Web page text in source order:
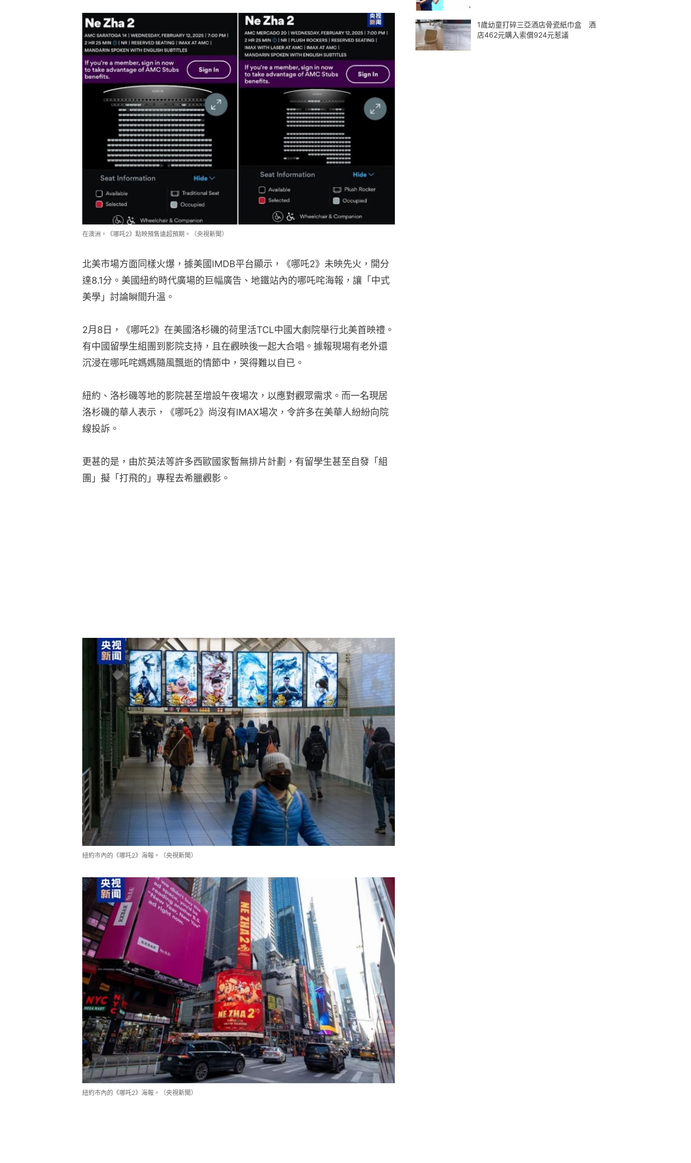
在澳洲，《哪吒2》點映預售遠超預期。（央視新聞）
北美市場方面同樣火爆，據美國IMDB平台顯示，《哪吒2》未映先火，開分
達8.1分。美國紐約時代廣場的巨幅廣告、地鐵站內的哪吒咤海報，讓「中式
美學」討論瞬間升溫。
2月8日，《哪吒2》在美國洛杉磯的荷里活TCL中國大劇院舉行北美首映禮。
有中國留學生組團到影院支持，且在觀映後一起大合唱。據報現場有老外還
沉浸在哪吒咤媽媽隨風飄逝的情節中，哭得難以自已。
紐約、洛杉磯等地的影院甚至增設午夜場次，以應對觀眾需求。而一名現居
洛杉磯的華人表示，《哪吒2》尚沒有IMAX場次，令許多在美華人紛紛向院
線投訴。
更甚的是，由於英法等許多西歐國家暫無排片計劃，有留學生甚至自發「組
團」擬「打飛的」專程去希臘觀影。
紐約市內的《哪吒2》海報。（央視新聞）
紐約市內的《哪吒2》海報。（央視新聞）
1歲幼童打碎三亞酒店骨瓷紙巾盒 酒
店462元購入索償924元惹議